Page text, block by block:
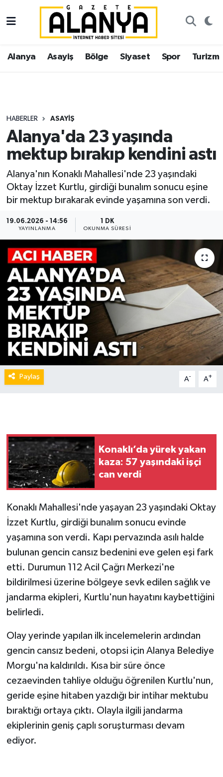
Alanya Asayiş Bölge Siyaset Spor Turizm
HABERLER ASAYIŞ
Alanya'da 23 yaşında
mektup bırakıp kendini astı
Alanya'nın Konaklı Mahallesi'nde 23 yaşındaki
Oktay İzzet Kurtlu, girdiği bunalım sonucu eşine
bir mektup bırakarak evinde yaşamına son verdi.
19.06.2026 - 14:56
YAYINLANMA
1 DK
OKUNMA SÜRESI
Paylaş A- A+
Konaklı’da yürek yakan
kaza: 57 yaşındaki işçi
can verdi
Konaklı Mahallesi'nde yaşayan 23 yaşındaki Oktay
İzzet Kurtlu, girdiği bunalım sonucu evinde
yaşamına son verdi. Kapı pervazında asılı halde
bulunan gencin cansız bedenini eve gelen eşi fark
etti. Durumun 112 Acil Çağrı Merkezi'ne
bildirilmesi üzerine bölgeye sevk edilen sağlık ve
jandarma ekipleri, Kurtlu'nun hayatını kaybettiğini
belirledi.
Olay yerinde yapılan ilk incelemelerin ardından
gencin cansız bedeni, otopsi için Alanya Belediye
Morgu'na kaldırıldı. Kısa bir süre önce
cezaevinden tahliye olduğu öğrenilen Kurtlu'nun,
geride eşine hitaben yazdığı bir intihar mektubu
bıraktığı ortaya çıktı. Olayla ilgili jandarma
ekiplerinin geniş çaplı soruşturması devam
ediyor.
Alanya
Asayiş
Siyaset
Spor
Ekonomi
İstanbul Nöbetçi Eczaneler
İstanbul Hava Durumu
Süper Lig Puan Durumu ve Fikstür
Tüm Manşetler
Son Dakika Haberleri
Haber Arşivi